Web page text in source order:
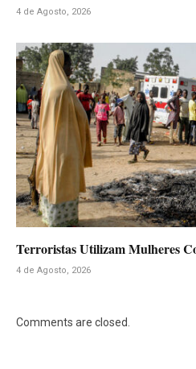
4 de Agosto, 2026
Terroristas Utilizam Mulheres
4 de Agosto, 2026
Comments are closed.